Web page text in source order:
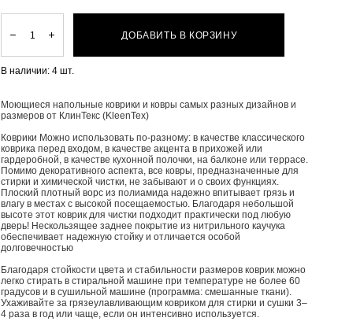
В наличии:4 шт.
ДОБАВИТЬ В КОРЗИНУ
Моющиеся напольные коврики и ковры самых разных дизайнов и
размеров от КлинТекс (KleenTex)
Коврики Можно использовать по-разному: в качестве классического
коврика перед входом, в качестве акцента в прихожей или
гардеробной, в качестве кухонной полочки, на балконе или террасе.
Помимо декоративного аспекта, все ковры, предназначенные для
стирки и химической чистки, не забывают и о своих функциях.
Плоский плотный ворс из полиамида надежно впитывает грязь и
влагу в местах с высокой посещаемостью. Благодаря небольшой
высоте этот коврик для чистки подходит практически под любую
дверь! Нескользящее заднее покрытие из нитрильного каучука
обеспечивает надежную стойку и отличается особой
долговечностью
Благодаря стойкости цвета и стабильности размеров коврик можно
легко стирать в стиральной машине при температуре не более 60
градусов и в сушильной машине (программа: смешанные ткани).
Ухаживайте за грязеулавливающим ковриком для стирки и сушки 3–
4 раза в год или чаще, если он интенсивно используется.